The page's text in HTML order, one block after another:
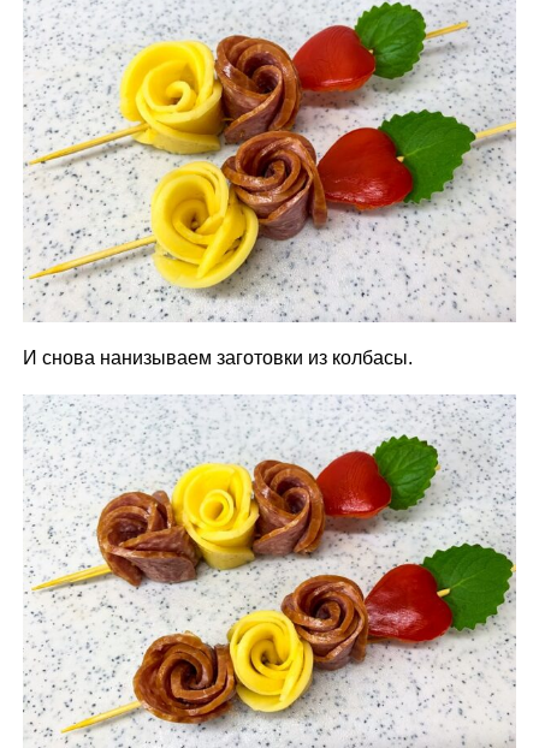
И снова нанизываем заготовки из колбасы.